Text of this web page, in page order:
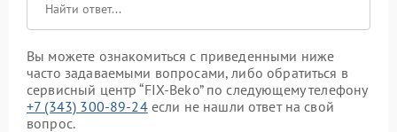
Вы можете ознакомиться с приведенными ниже
часто задаваемыми вопросами, либо обратиться в
сервисный центр “FIX-Beko” по следующему телефону
+7 (343) 300-89-24если не нашли ответ на свой
вопрос.